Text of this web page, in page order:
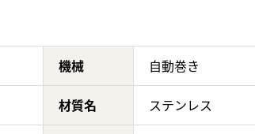
機械 自動巻き
材質名 ステンレス